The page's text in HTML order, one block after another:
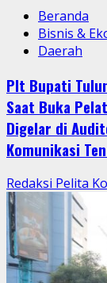
Beranda
Bisnis &
Daerah
Plt Bupati
Saat Buka
Digelar di
Komunikasi
Redaksi Pelita